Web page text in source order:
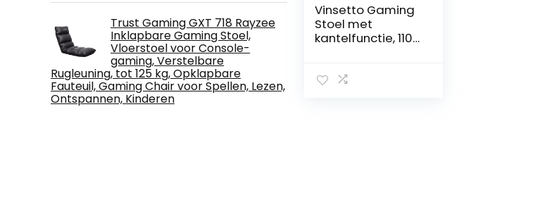
Trust Gaming GXT 718 Rayzee
Inklapbare Gaming Stoel,
Vloerstoel voor Console-
gaming, Verstelbare
Rugleuning, tot 125 kg, Opklapbare
Fauteuil, Gaming Chair voor Spellen, Lezen,
Ontspannen, Kinderen
Vinsetto Gaming
Stoel met
kantelfunctie, 110-
computerstoel,